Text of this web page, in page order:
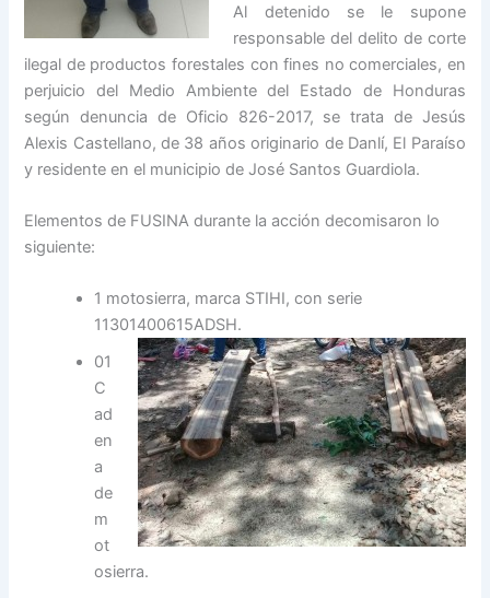
Al detenido se le supone
responsable del delito de corte
ilegal de productos forestales con fines no comerciales, en
perjuicio del Medio Ambiente del Estado de Honduras
según denuncia de Oficio 826-2017, se trata de Jesús
Alexis Castellano, de 38 años originario de Danlí, El Paraíso
y residente en el municipio de José Santos Guardiola.
Elementos de FUSINA durante la acción decomisaron lo
siguiente:
1 motosierra, marca STIHI, con serie
11301400615ADSH.
01
C
ad
en
a
de
m
ot
osierra.